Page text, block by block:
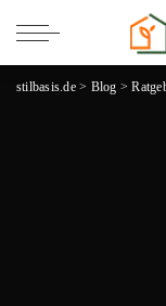
stilbasis.de> Blog >